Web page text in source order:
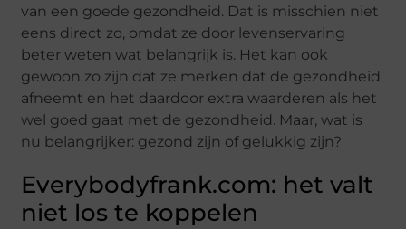
van een goede gezondheid. Dat is misschien niet
eens direct zo, omdat ze door levenservaring
beter weten wat belangrijk is. Het kan ook
gewoon zo zijn dat ze merken dat de gezondheid
afneemt en het daardoor extra waarderen als het
wel goed gaat met de gezondheid. Maar, wat is
nu belangrijker: gezond zijn of gelukkig zijn?
Everybodyfrank.com: het valt
niet los te koppelen